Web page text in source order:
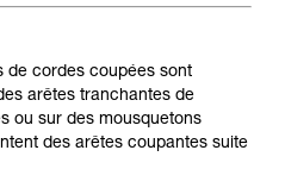
de cordes coupées sont
arêtes tranchantes de
ou sur des mousquetons
des arêtes coupantes suite